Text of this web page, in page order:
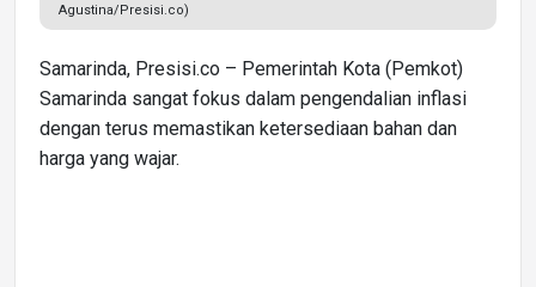
Agustina/Presisi.co)
Samarinda, Presisi.co – Pemerintah Kota (Pemkot)
Samarinda sangat fokus dalam pengendalian inflasi
dengan terus memastikan ketersediaan bahan dan
harga yang wajar.